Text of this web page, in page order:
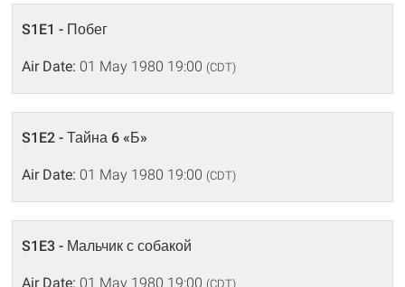
S1E1 - Побег
Air Date: 01 May 1980 19:00 (CDT)
S1E2 - Тайна 6 «Б»
Air Date: 01 May 1980 19:00 (CDT)
S1E3 - Мальчик с собакой
Air Date: 01 May 1980 19:00 (CDT)